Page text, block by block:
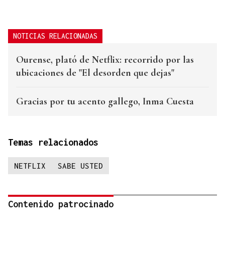
NOTICIAS RELACIONADAS
Ourense, plató de Netflix: recorrido por las
ubicaciones de "El desorden que dejas"
Gracias por tu acento gallego, Inma Cuesta
Temas relacionados
NETFLIX SABE USTED
Contenido patrocinado